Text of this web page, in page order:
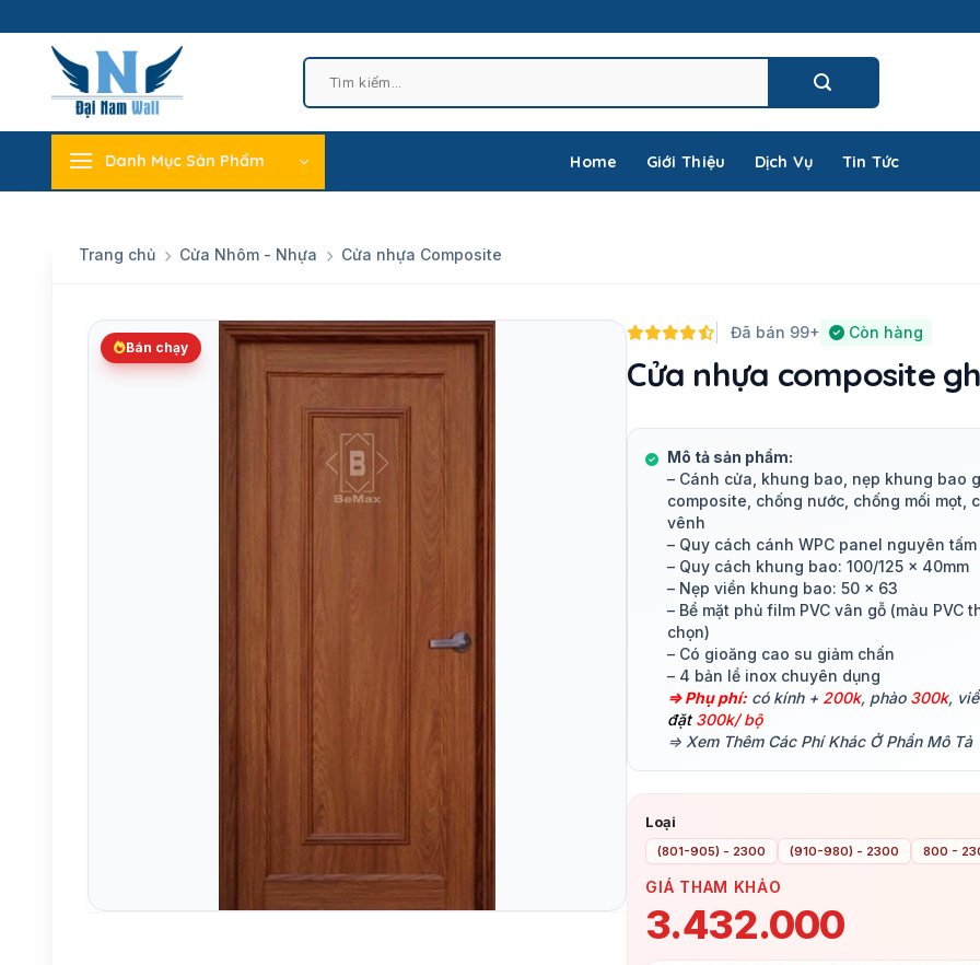
to
content
Danh Mục Sản Phẩm Home Giới Thiệu Dịch Vụ Tin Tức
Trang chủ Cửa Nhôm - Nhựa Cửa nhựa Composite
Bán chạy
Đã bán 99+ Còn hàng
Cửa nhựa composite
Mô tả sản phẩm:
– Cánh cửa, khung bao, nẹp khung bao
composite, chống nước, chống mối mọt,
vênh
– Quy cách cánh WPC panel nguyên
– Quy cách khung bao: 100/125 x 40mm
– Nẹp viền khung bao: 50 x 63
– Bề mặt phủ film PVC vân gỗ (màu PVC
chọn)
– Có gioăng cao su giảm chấn
– 4 bản lề inox chuyên dụng
⇒ Phụ phí: có kính + 200k, phào 300k,
đặt 300k/ bộ
⇒ Xem Thêm Các Phí Khác Ở Phần Mô Tả
Loại
(801-905) - 2300 (910-980) - 2300 800 -
GIÁ THAM KHẢO
3.432.000